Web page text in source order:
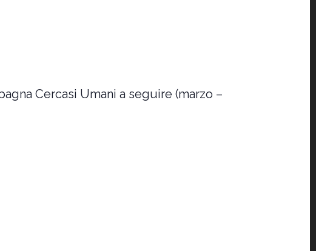
Cercasi Umani a seguire (marzo –